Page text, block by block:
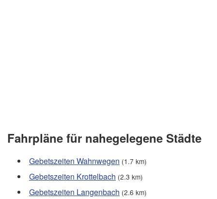
Fahrpläne für nahegelegene Städte
Gebetszeiten Wahnwegen (1.7 km)
Gebetszeiten Krottelbach (2.3 km)
Gebetszeiten Langenbach (2.6 km)